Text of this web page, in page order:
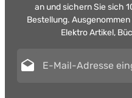
an und sichern Sie sich
Bestellung.
Elektro Artikel,